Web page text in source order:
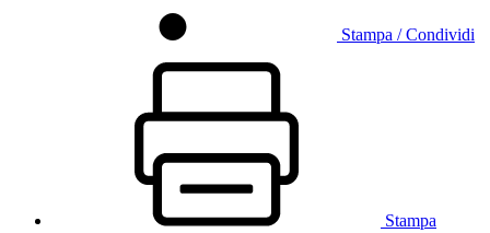
Stampa / Condividi
Stampa